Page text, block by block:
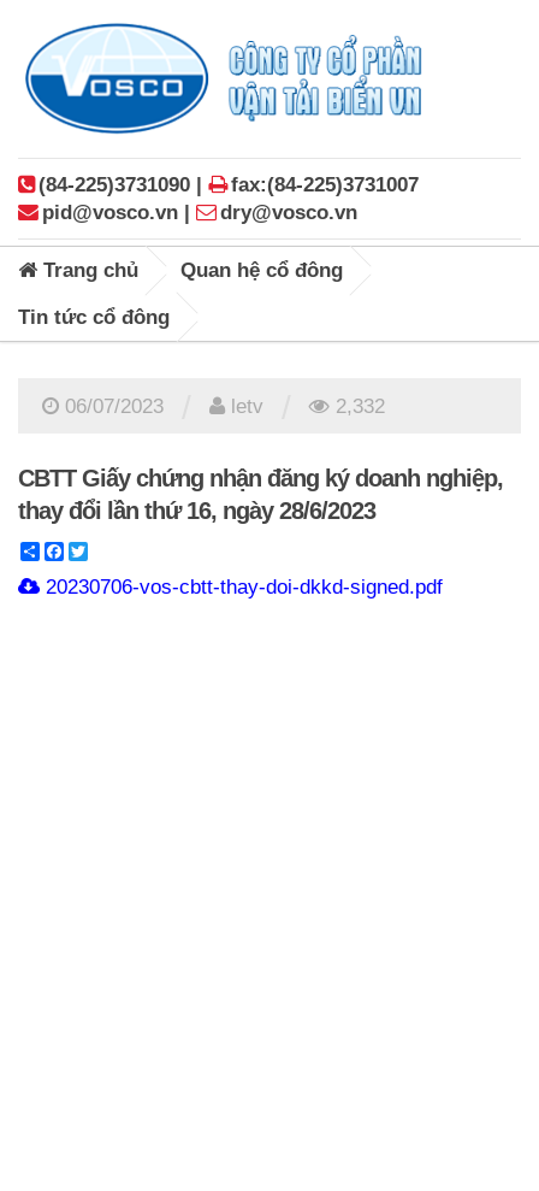
(84-225)3731090 |
fax:(84-225)3731007
pid@vosco.vn |
dry@vosco.vn
Trang chủ Quan hệ cổ đông
Tin tức cổ đông
06/07/2023 letv 2,332
CBTT Giấy chứng nhận đăng ký doanh nghiệp,
thay đổi lần thứ 16, ngày 28/6/2023
ShareFacebook
20230706-vos-cbtt-thay-doi-dkkd-signed.pdf